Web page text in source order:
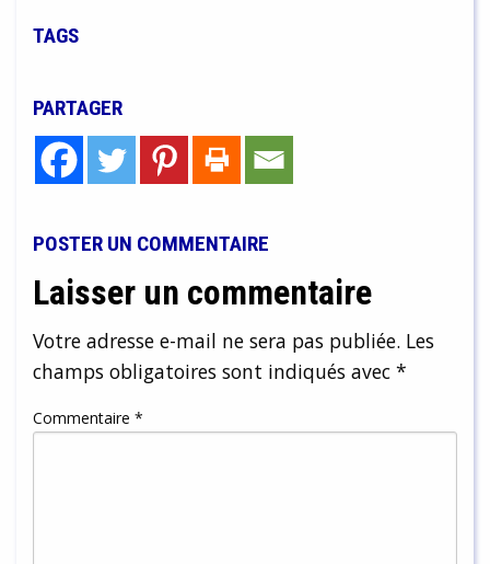
TAGS
PARTAGER
POSTER UN COMMENTAIRE
Laisser un commentaire
Votre adresse e-mail ne sera pas publiée. Les
champs obligatoires sont indiqués avec *
Commentaire *